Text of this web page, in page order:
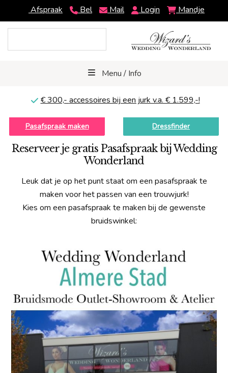
Afspraak Bel Mail Login Mandje
Menu / Info
€ 300,- accessoires bij een jurk v.a. € 1.599,-!
Pasafspraak maken Dressfinder
Reserveer je gratis Pasafspraak bij Wedding
Wonderland
Leuk dat je op het punt staat om een pasafspraak te
maken voor het passen van een trouwjurk!
Kies om een pasafspraak te maken bij de gewenste
bruidswinkel: